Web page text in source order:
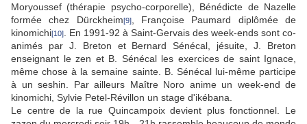
Moryoussef (thérapie psycho-corporelle), Bénédicte de Nazelle
formée chez Dürckheim[9], Françoise Paumard diplômée de
kinomichi[10]
. En 1991-92 à Saint-Gervais des week-ends sont co-
animés par J. Breton et Bernard Sénécal, jésuite, J. Breton
enseignant le zen et B. Sénécal les exercices de saint Ignace,
même chose à la semaine sainte. B. Sénécal lui-même participe
à un seshin. Par ailleurs Maître Noro anime un week-end de
kinomichi, Sylvie Petel-Révillon un stage d'ikébana.
Le centre de la rue Quincampoix devient plus fonctionnel. Le